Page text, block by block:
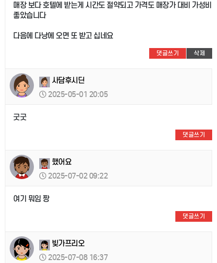
매장 보다 호텔에 받는게 시간도 절약되고 가격도 매장가 대비 가성비
좋았습니다
다음에 다낭에 오면 또 받고 십네요
댓글쓰기 삭제
사담후시딘
2025-05-01 20:05
굿굿
댓글쓰기
했어요
2025-07-02 09:22
여기 뭐임 짱
댓글쓰기
빚가프리오
2025-07-08 16:37